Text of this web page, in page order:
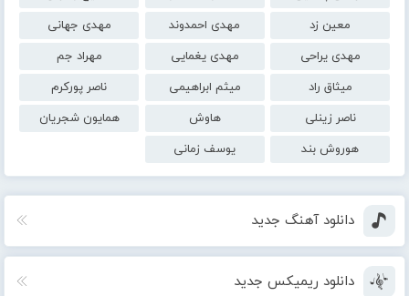
معین زد
مهدی احمدوند
مهدی جهانی
مهدی یراحی
مهدی یغمایی
مهراد جم
میثاق راد
میثم ابراهیمی
ناصر پورکرم
ناصر زینلی
هاوش
همایون شجریان
هوروش بند
یوسف زمانی
دانلود آهنگ جدید
دانلود ریمیکس جدید